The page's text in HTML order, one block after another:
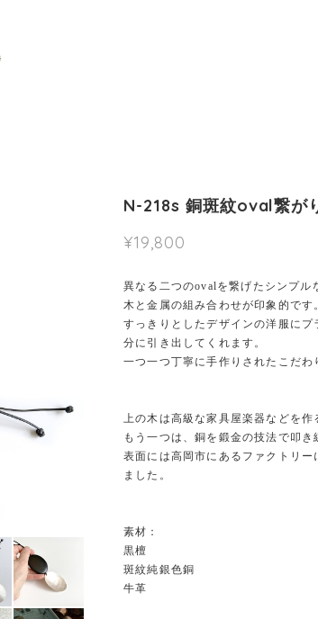
N-218s 銅斑紋oval繋が
¥19,800
異なる二つのovalを繋げたシンプル
木と金属の組み合わせが印象的です
すっきりとしたデザインの洋服に
分に引き出してくれます。
一つ一つ丁寧に手作りされたこだわ
上の木は高級な家具屋楽器などを作
もう一つは、銅を鍛金の技法で叩き
表面には高岡市にあるファクトリ
ました。
素材：
黒檀
斑紋純銀色銅
牛革